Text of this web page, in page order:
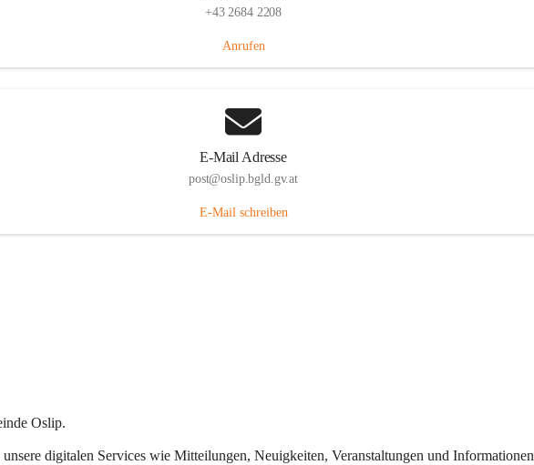
+43 2684 2208
Anrufen
E-Mail Adresse
post@oslip.bgld.gv.at
E-Mail schreiben
Oslip.
digitalen Services wie Mitteilungen, Neuigkeiten, Veranstaltungen und